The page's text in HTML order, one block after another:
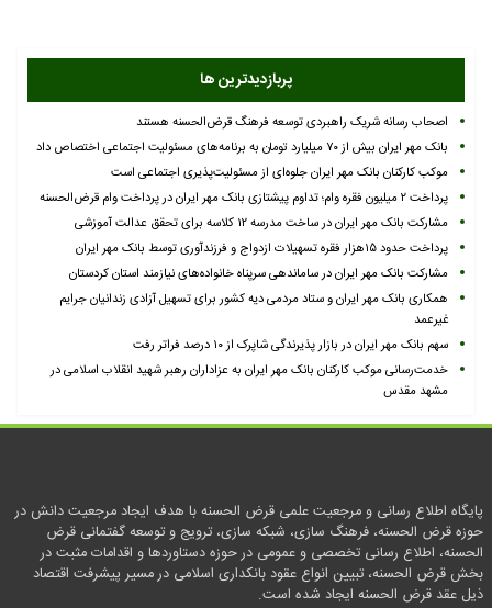
پربازدیدترین ها
اصحاب رسانه شریک راهبردی توسعه فرهنگ قرض‌الحسنه هستند
بانک مهر ایران بیش از ۷۰ میلیارد تومان به برنامه‌های مسئولیت اجتماعی اختصاص داد
موکب کارکنان بانک مهر ایران جلوه‌ای از مسئولیت‌پذیری اجتماعی است
پرداخت ۲ میلیون فقره وام؛ تداوم پیشتازی بانک مهر ایران در پرداخت وام قرض‌الحسنه
مشارکت بانک مهر ایران در ساخت مدرسه ۱۲ کلاسه برای تحقق عدالت آموزشی
پرداخت حدود ۱۵هزار فقره تسهیلات ازدواج و فرزندآوری توسط بانک مهر ایران
مشارکت بانک مهر ایران در ساماندهی سرپناه خانواده‌های نیازمند استان کردستان
همکاری بانک مهر ایران و ستاد مردمی دیه کشور برای تسهیل آزادی زندانیان جرایم
غیرعمد
سهم بانک مهر ایران در بازار پذیرندگی شاپرک از ۱۰ درصد فراتر رفت
خدمت‌رسانی موکب کارکنان بانک مهر ایران به عزاداران رهبر شهید انقلاب اسلامی در
مشهد مقدس
پایگاه اطلاع رسانی و مرجعیت علمی قرض الحسنه با هدف ایجاد مرجعیت دانش در
حوزه قرض الحسنه، فرهنگ سازی، شبکه سازی، ترویج و توسعه گفتمانی قرض
الحسنه، اطلاع رسانی تخصصی و عمومی در حوزه دستاوردها و اقدامات مثبت در
بخش قرض الحسنه، تبیین انواع عقود بانکداری اسلامی در مسیر پیشرفت اقتصاد
ذیل عقد قرض الحسنه ایجاد شده است.